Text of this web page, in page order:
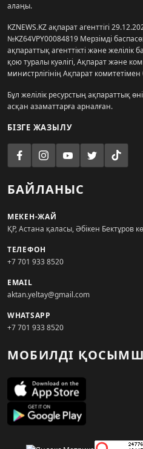
алаңы.
KZNEWS.KZ ақпарат агенттігі
№KZ64VPY00084819 Мерзімді
ақпараттық агенттікті және желілік
қою туралы куәлігі, Ақпарат және
министрлігінің Ақпарат комитетімен
Бұл желілік ресурстың ақпараттық
асқан азаматтарға арналған.
БІЗГЕ ЖАЗЫЛУ
БАЙЛАНЫС
МЕКЕН-ЖАЙ
ҚР, Астана қаласы, Әбікен Бектұров
ТЕЛЕФОН
+7 701 933 8520
EMAIL
aktan.yeltay@gmail.com
WHATSAPP
+7 701 933 8520
МОБИЛДІ